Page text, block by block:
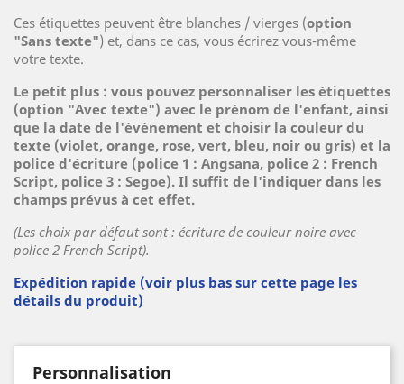
Ces étiquettes peuvent être blanches / vierges (option
"Sans texte") et, dans ce cas, vous écrirez vous-même
votre texte.
Le petit plus : vous pouvez personnaliser les étiquettes
(option "Avec texte") avec le prénom de l'enfant, ainsi
que la date de l'événement et choisir la couleur du
texte (violet, orange, rose, vert, bleu, noir ou gris) et la
police d'écriture (police 1 : Angsana, police 2 : French
Script, police 3 : Segoe). Il suffit de l'indiquer dans les
champs prévus à cet effet.
(Les choix par défaut sont : écriture de couleur noire avec
police 2 French Script).
Expédition rapide (voir plus bas sur cette page les
détails du produit)
Personnalisation